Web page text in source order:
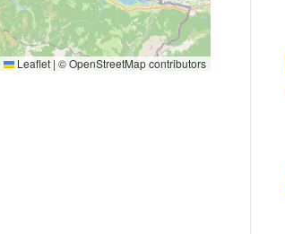
Leaflet | ©OpenStreetMapcontributors